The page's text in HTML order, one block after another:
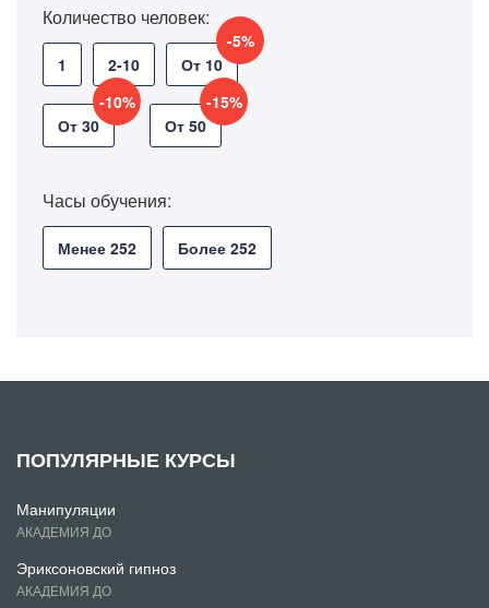
Количество человек:
1 2-10 От 10
-5%
От 30
-10%
От 50
-15%
Часы обучения:
Менее 252 Более 252
ПОПУЛЯРНЫЕ КУРСЫ
Манипуляции
АКАДЕМИЯ ДО
Эриксоновский гипноз
АКАДЕМИЯ ДО